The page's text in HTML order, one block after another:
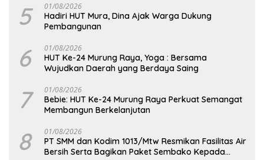
5 01/08/2026
Hadiri HUT Mura, Dina Ajak Warga Dukung
Pembangunan
6 01/08/2026
HUT Ke-24 Murung Raya, Yoga : Bersama
Wujudkan Daerah yang Berdaya Saing
7 01/08/2026
Bebie: HUT Ke-24 Murung Raya Perkuat Semangat
Membangun Berkelanjutan
8 01/08/2026
PT SMM dan Kodim 1013/Mtw Resmikan Fasilitas Air
Bersih Serta Bagikan Paket Sembako Kepada